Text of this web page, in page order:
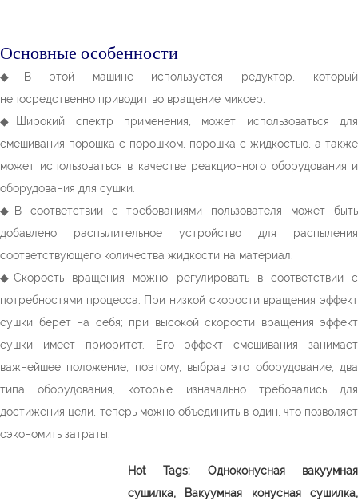
Основные особенности
◆В этой машине используется редуктор, который
непосредственно приводит во вращение миксер.
◆Широкий спектр применения, может использоваться для
смешивания порошка с порошком, порошка с жидкостью, а также
может использоваться в качестве реакционного оборудования и
оборудования для сушки.
◆В соответствии с требованиями пользователя может быть
добавлено распылительное устройство для распыления
соответствующего количества жидкости на материал.
◆Скорость вращения можно регулировать в соответствии с
потребностями процесса. При низкой скорости вращения эффект
сушки берет на себя; при высокой скорости вращения эффект
сушки имеет приоритет. Его эффект смешивания занимает
важнейшее положение, поэтому, выбрав это оборудование, два
типа оборудования, которые изначально требовались для
достижения цели, теперь можно объединить в один, что позволяет
сэкономить затраты.
Hot Tags: Одноконусная вакуумная
сушилка, Вакуумная конусная сушилка,